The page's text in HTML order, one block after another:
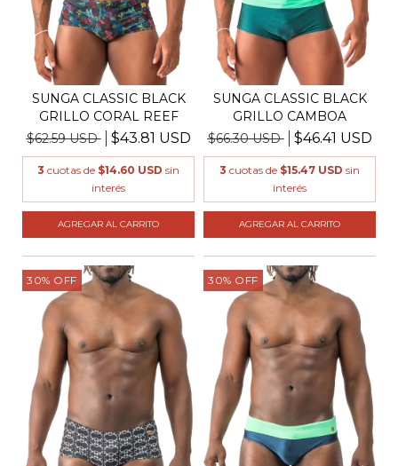
SUNGA CLASSIC BLACK
GRILLO CORAL REEF
$62.59 USD
$43.81 USD
3 cuotas de $14.60 USD sin
interés
AGREGAR AL CARRITO
SUNGA CLASSIC BLACK
GRILLO CAMBOA
$66.30 USD
$46.41 USD
3 cuotas de $15.47 USD sin
interés
AGREGAR AL CARRITO
30% OFF 30% OFF